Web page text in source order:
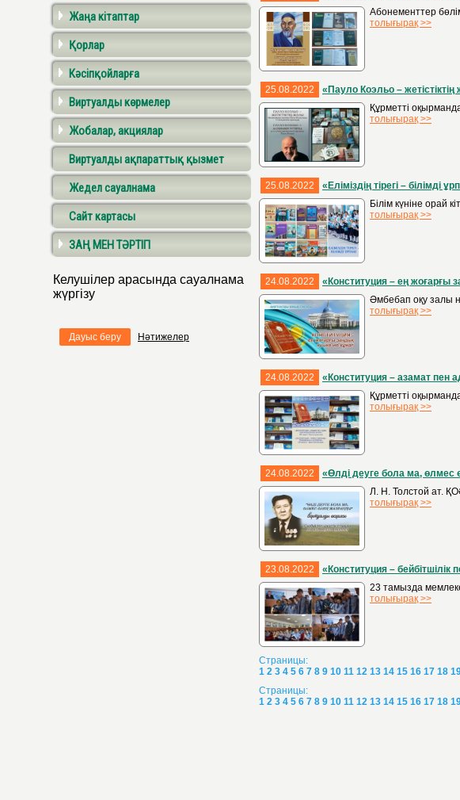
Жаңа кітаптар
Қорлар
Кәсіпқойларға
Виртуалды көрмелер
Жобалар, акциялар
Виртуалды ақпараттық қызмет
Жедел сауалнама
Сайт картасы
ЗАҢ МЕН ТӘРТІП
Келушілер арасында сауалнама
жүргізу
Дауыс беру Нәтижелер
Абонементтер
толығырақ >>
25.08.2022
«Пауло Коэльо –
Құрметті
толығырақ >>
25.08.2022
«Еліміздің тірегі – білімді
Білім күніне орай
толығырақ >>
24.08.2022
«Конституция – ең жоғарғы
Әмбебап оқу залы
толығырақ >>
24.08.2022
«Конституция – азамат пен
Құрметті
толығырақ >>
24.08.2022
«Өлді деуге бола ма, өлмес
Л. Н. Толстой ат.
толығырақ >>
23.08.2022
«Конституция – бейбітшілік
23 тамызда
толығырақ >>
Страницы:
1 2 3 4 5 6 7 8 9 10 11 12 13 14 15 16 17 18
Страницы:
1 2 3 4 5 6 7 8 9 10 11 12 13 14 15 16 17 18